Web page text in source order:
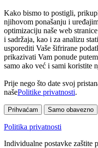
Kako bismo to postigli,
njihovom ponašanju i
optimizaciju naše web
i sadržaja, kao i za analizu
usporediti Vaše šifrirane
prikazivati Vam ponude
samo ako već i sami koristite
Prije nego što date svoj
našePolitike privatnosti.
Prihvaćam Samo obavezno
Politika privatnosti
Individualne postavke zaštite